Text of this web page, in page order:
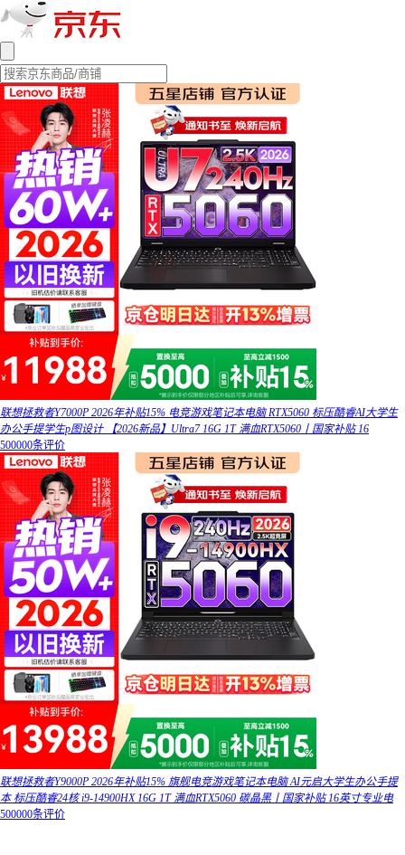
联想拯救者Y7000P 2026年补贴15% 电竞游戏笔记本电脑 RTX5060 标压酷睿AI大学生
办公手提学生p图设计 【2026新品】Ultra7 16G 1T 满血RTX5060丨国家补贴 16
500000条评价
联想拯救者Y9000P 2026年补贴15% 旗舰电竞游戏笔记本电脑 AI元启大学生办公手提
本 标压酷睿24核 i9-14900HX 16G 1T 满血RTX5060 碳晶黑丨国家补贴 16英寸专业电
500000条评价